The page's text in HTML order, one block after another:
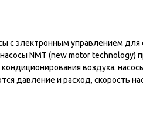
с электронным управлением
NMT (new motor
воздуха.
давление и расход, скорость